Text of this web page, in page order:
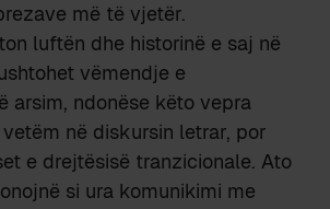
më të vjetër.
luftën dhe historinë e saj në
vëmendje e
arsim, ndonëse këto vepra
në diskursin letrar, por
e drejtësisë tranzicionale. Ato
si ura komunikimi me